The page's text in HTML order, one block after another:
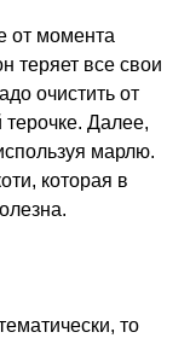
от момента
теряет все свои
очистить от
Далее,
марлю.
которая в
то